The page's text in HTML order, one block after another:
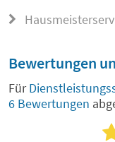
Bewertungen
Für
6 Bewertungen